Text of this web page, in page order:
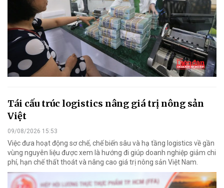
Tái cấu trúc logistics nâng giá trị nông sản
Việt
09/08/2026 15:53
Việc đưa hoạt động sơ chế, chế biến sâu và hạ tầng logistics về gần
vùng nguyên liệu được xem là hướng đi giúp doanh nghiệp giảm chi
phí, hạn chế thất thoát và nâng cao giá trị nông sản Việt Nam.